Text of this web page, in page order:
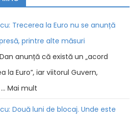
Trecerea la Euro nu se anunță
printre alte măsuri
anunță că există un „acord
la Euro”, iar viitorul Guvern,
Mai mult
Două luni de blocaj. Unde este